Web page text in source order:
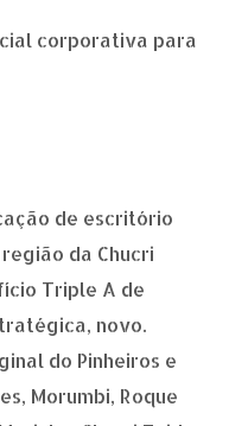
corporativa para
de escritório
da Chucri
Triple A de
novo.
do Pinheiros e
Morumbi, Roque